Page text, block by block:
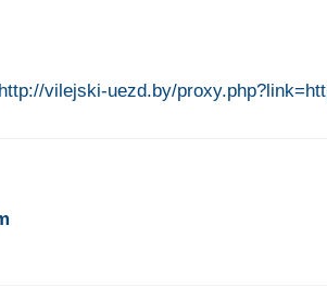
http://vilejski-uezd.by/